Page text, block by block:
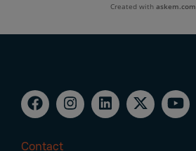
Created withaskem.com
Contact